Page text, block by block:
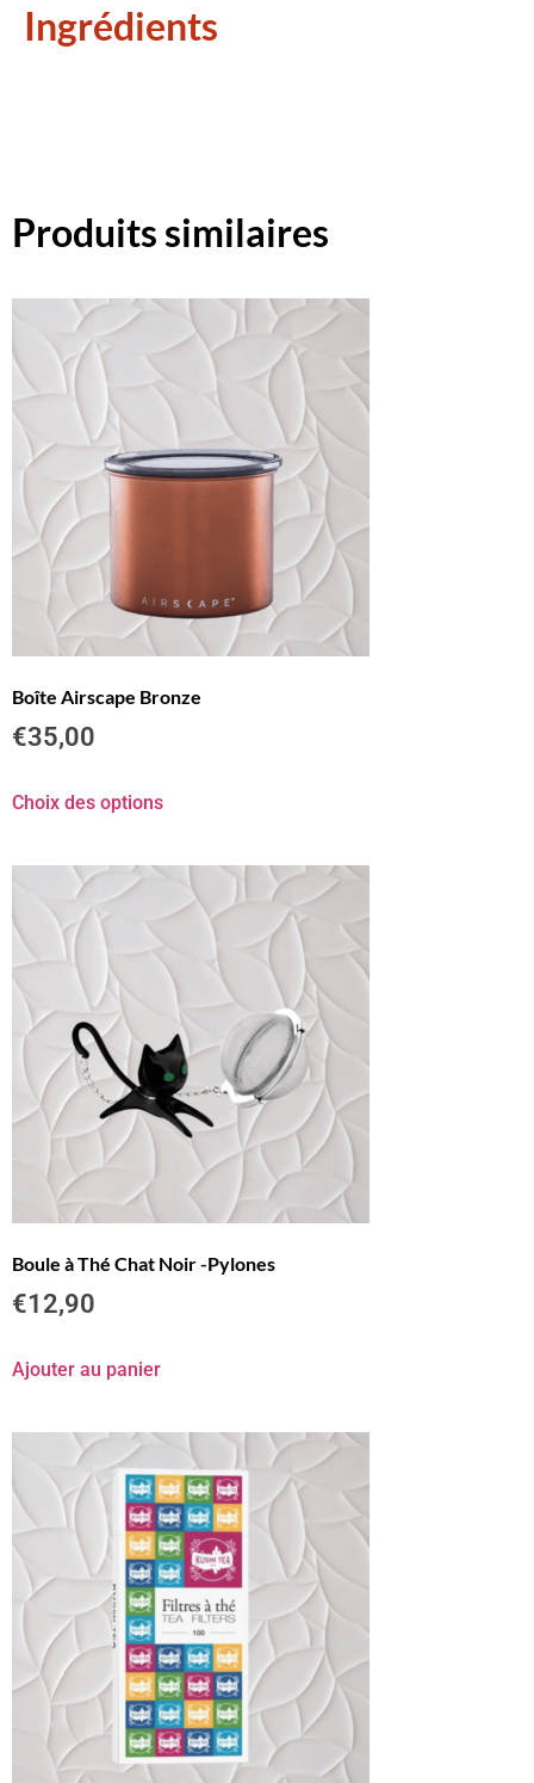
Ingrédients
Produits similaires
Boîte Airscape Bronze
€35,00
Choix des options
Boule à Thé Chat Noir -Pylones
€12,90
Ajouter au panier